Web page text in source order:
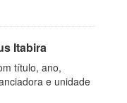
Itabira
título, ano,
e unidade